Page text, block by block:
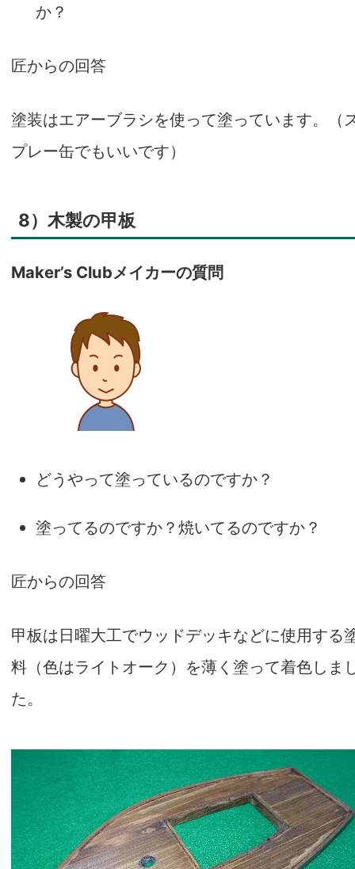
か？
匠からの回答
塗装はエアーブラシを使って塗っています。（
プレー缶でもいいです）
8）木製の甲板
Maker’s Clubメイカーの質問
どうやって塗っているのですか？
塗ってるのですか？焼いてるのですか？
匠からの回答
甲板は日曜大工でウッドデッキなどに使用する
料（色はライトオーク）を薄く塗って着色しま
た。